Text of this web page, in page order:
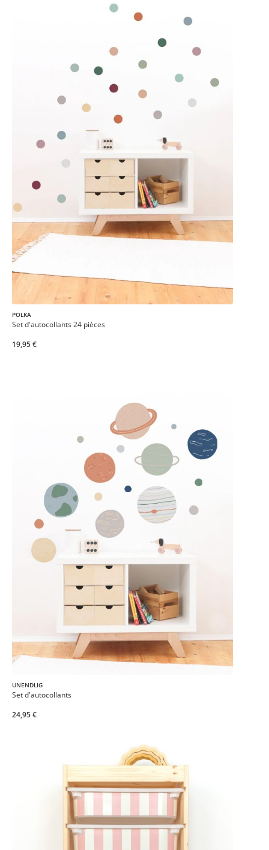
POLKA
Set d'autocollants 24 pièces
19,95 €
UNENDLIG
Set d'autocollants
24,95 €